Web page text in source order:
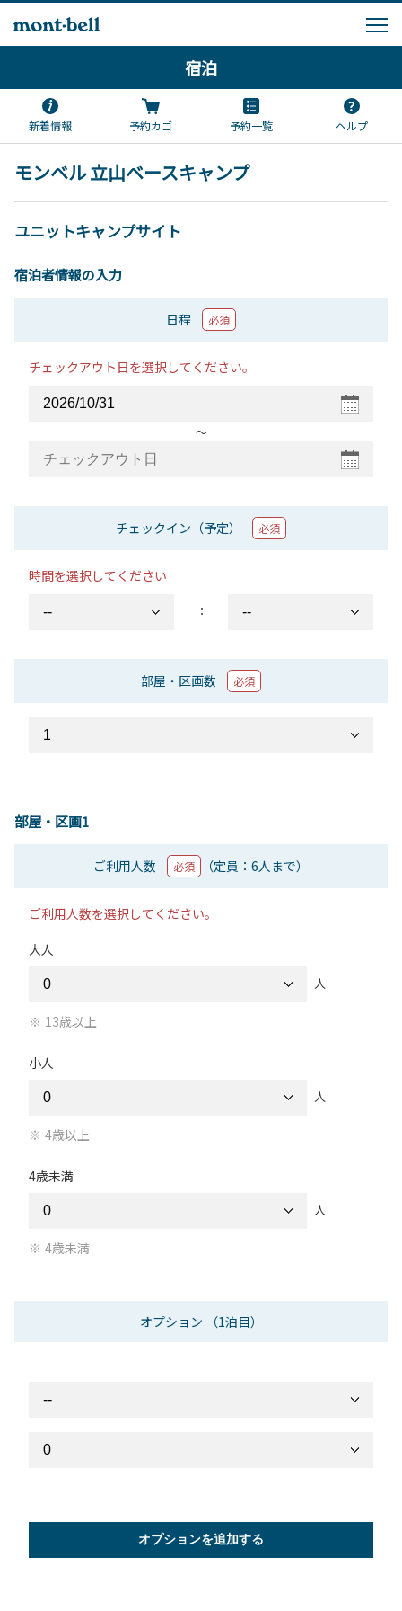
宿泊
新着情報 予約カゴ 予約一覧 ヘルプ
モンベル 立山ベースキャンプ
ユニットキャンプサイト
宿泊者情報の入力
日程 必須
チェックアウト日を選択してください。
〜
チェックイン（予定） 必須
時間を選択してください
：
部屋・区画数 必須
部屋・区画1
ご利用人数 必須 （定員：6人まで）
ご利用人数を選択してください。
大人
人
13歳以上
小人
人
4歳以上
4歳未満
人
4歳未満
オプション （1泊目）
オプションを追加する